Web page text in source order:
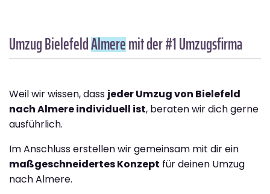
Umzug BielefeldAlmeremit der #1 Umzugsfirma
Weil wir wissen, dass jeder Umzug von Bielefeld
nach Almere individuell ist, beraten wir dich gerne
ausführlich.
Im Anschluss erstellen wir gemeinsam mit dir ein
maßgeschneidertes Konzept für deinen Umzug
nach Almere.